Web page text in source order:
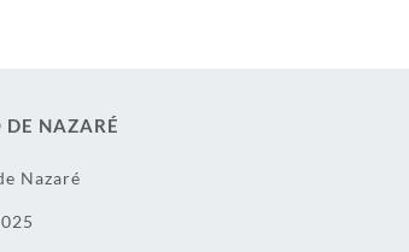
DE NAZARÉ
Nazaré